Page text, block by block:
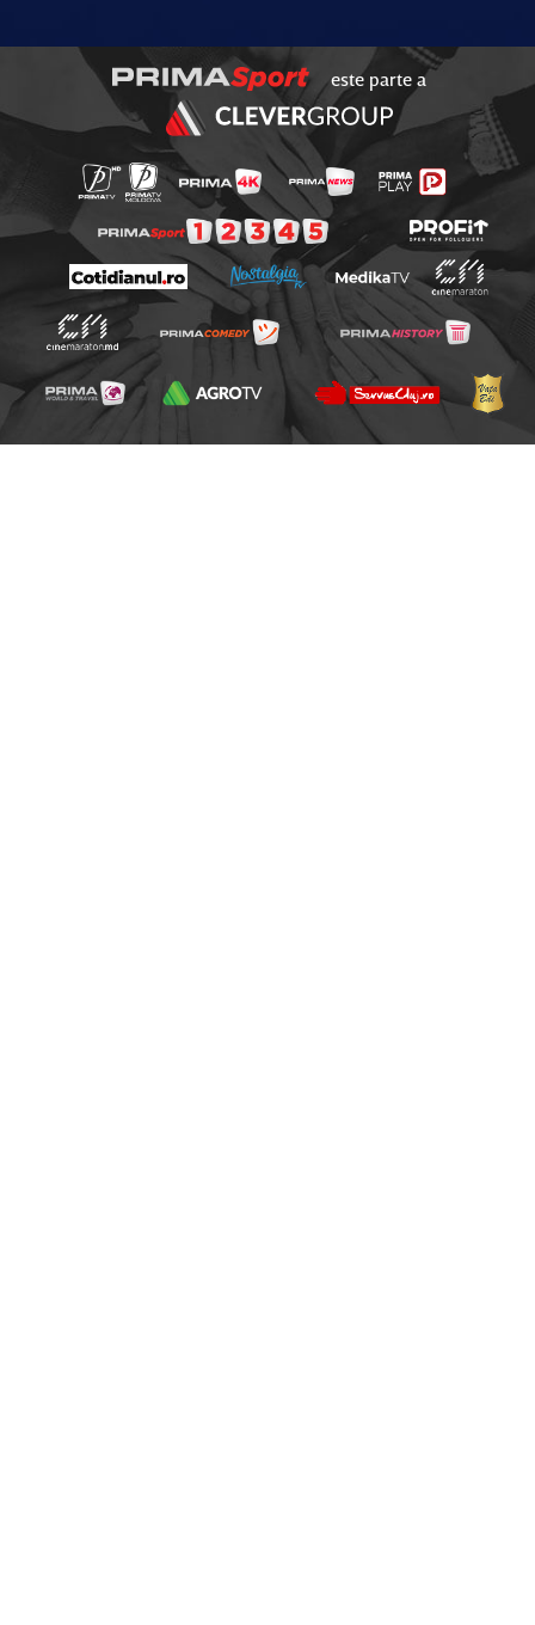
este parte a